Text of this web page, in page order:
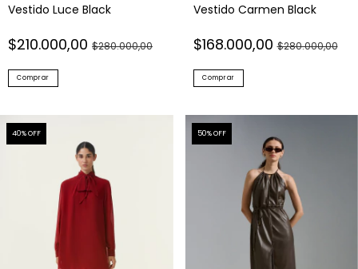
Vestido Luce Black
$210.000,00 $280.000,00
Comprar
Vestido Carmen Black
$168.000,00$280.000,00
Comprar
40% OFF 50% OFF